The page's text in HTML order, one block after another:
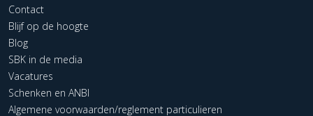
Contact
Blijf op de hoogte
Blog
SBK in de media
Vacatures
Schenken en ANBI
Algemene voorwaarden/reglement particulieren